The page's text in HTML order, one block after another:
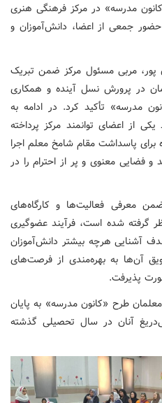
مدرسه» در مرکز فرهنگی هنری
حضور جمعی از اعضا، دانش‌آموزان و
پور، مربی مسئول مرکز ضمن تبریک
در پرورش نسل آینده و همکاری
مدرسه» تأکید کرد. در ادامه به
از اعضای توانمند مرکز پرداخته
برای پاسداشت مقام شامخ معلم اجرا
و فضایی معنوی و پر از احترام را در
معرفی فعالیت‌ها و کارگاه‌های
گرفته شده است، فرآیند عضوگیری
آشنایی هرچه بیشتر دانش‌آموزان
آن‌ها به بهره‌مندی از فرصت‌های
پذیرفت.
طرح «کانون مدرسه» به پایان
آنان در سال تحصیلی گذشته